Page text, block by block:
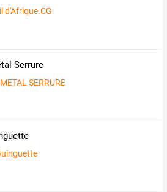
d'Afrique.CG
Serrure
SERRURE